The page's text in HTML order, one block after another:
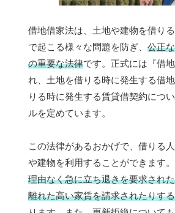
借地借家法は、土地や建物を借り
で起こる様々な問題を防ぎ、 公正
の重要な法律です。正式には『借
れ、土地を借りる時に発生する借
りる時に発生する賃貸借契約につ
ルを定めています。
この法律があるおかげで、借りる
や建物を利用することができます。
理由なく急に立ち退きを要求され
離れた高い家賃を請求されたりす